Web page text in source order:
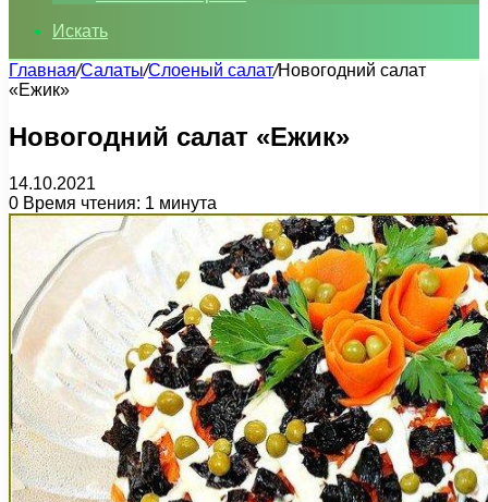
Искать
Главная/Салаты/Слоеный салат/Новогодний салат
«Ежик»
Новогодний салат «Ежик»
14.10.2021
0 Время чтения: 1 минута